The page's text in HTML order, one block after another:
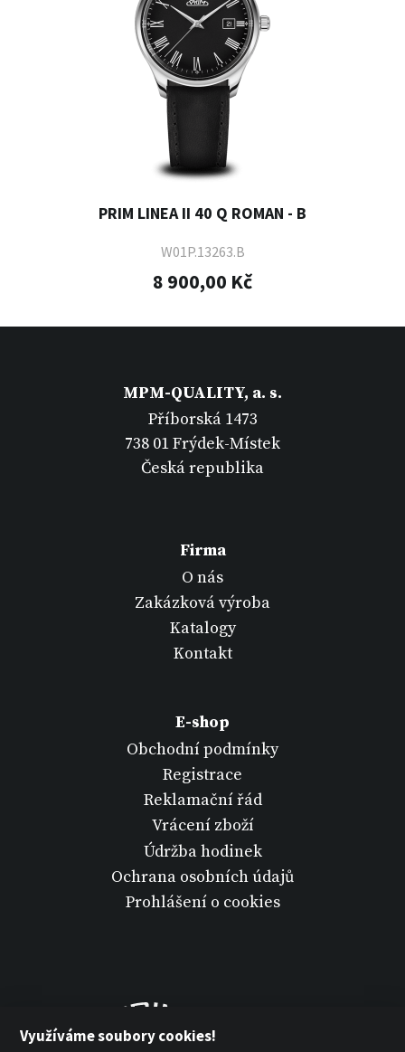
PRIM LINEA II 40 Q ROMAN - B
W01P.13263.B
8 900,00 Kč
MPM-QUALITY, a. s.
Příborská 1473
738 01 Frýdek-Místek
Česká republika
Firma
O nás
Zakázková výroba
Katalogy
Kontakt
E-shop
Obchodní podmínky
Registrace
Reklamační řád
Vrácení zboží
Údržba hodinek
Ochrana osobních údajů
Prohlášení o cookies
Využíváme soubory cookies!